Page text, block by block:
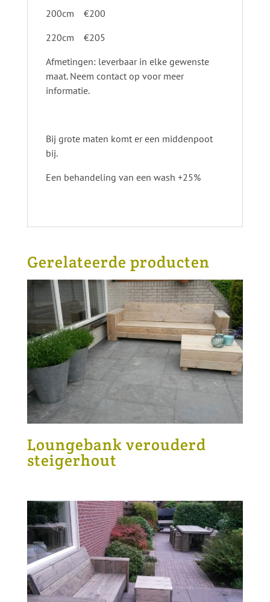
200cm €200
220cm €205
Afmetingen: leverbaar in elke gewenste
maat. Neem contact op voor meer
informatie.
Bij grote maten komt er een middenpoot
bij.
Een behandeling van een wash +25%
Gerelateerde producten
Loungebank verouderd
steigerhout